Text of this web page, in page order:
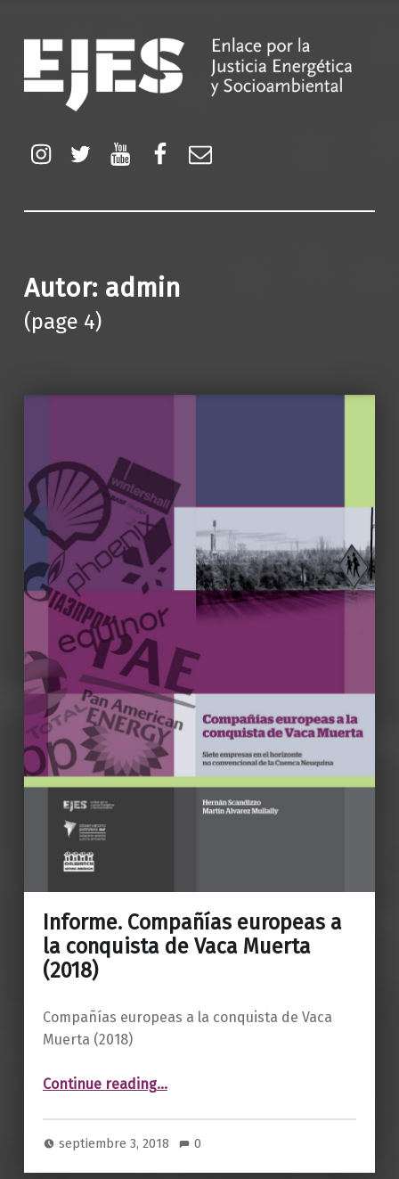
Autor: admin
(page 4)
Informe. Compañías europeas a
la conquista de Vaca Muerta
(2018)
Compañías europeas a la conquista de Vaca
Muerta (2018)
Continue reading“Informe. Compañías europeas a la conquista de Vaca Muerta (2018)”
…
septiembre 3, 2018 0